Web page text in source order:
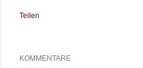
Teilen
KOMMENTARE